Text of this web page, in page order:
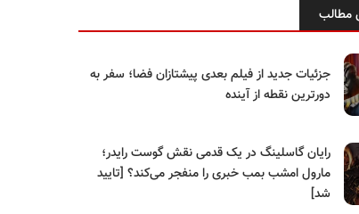
مطالب
جزئیات جدید از فیلم بعدی پیشتازان فضا؛ سفر به
دورترین نقطه از آینده
رایان گاسلینگ در یک قدمی نقش گوست رایدر؛
مارول امشب بمب خبری را منفجر می‌کند؟ [تایید
شد]